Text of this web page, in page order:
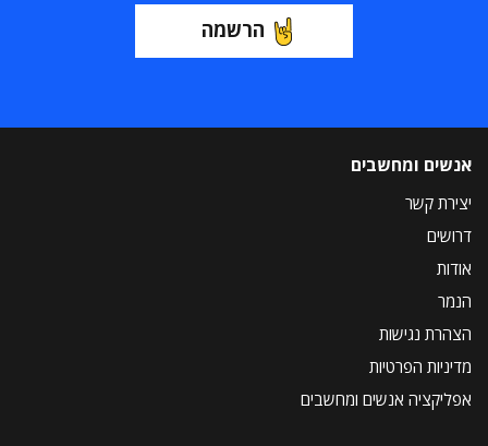
הרשמה
אנשים ומחשבים
יצירת קשר
דרושים
אודות
הנמר
הצהרת נגישות
מדיניות הפרטיות
אפליקציה אנשים ומחשבים